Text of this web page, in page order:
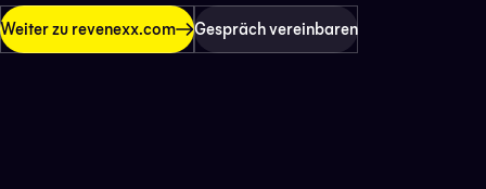
Weiter zu revenexx.com Gespräch vereinbaren